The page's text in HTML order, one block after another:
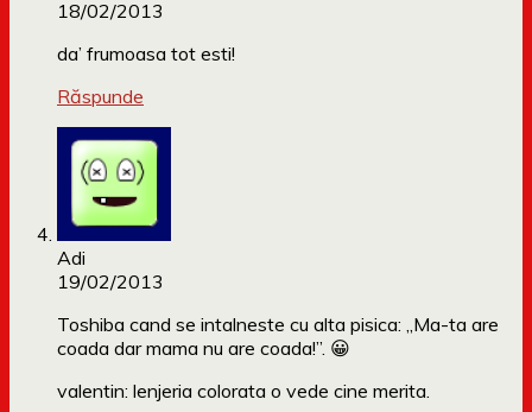
18/02/2013
da’ frumoasa tot esti!
Răspunde
Adi
19/02/2013
Toshiba cand se intalneste cu alta pisica: „Ma-ta are
coada dar mama nu are coada!”. 😀
valentin: lenjeria colorata o vede cine merita.